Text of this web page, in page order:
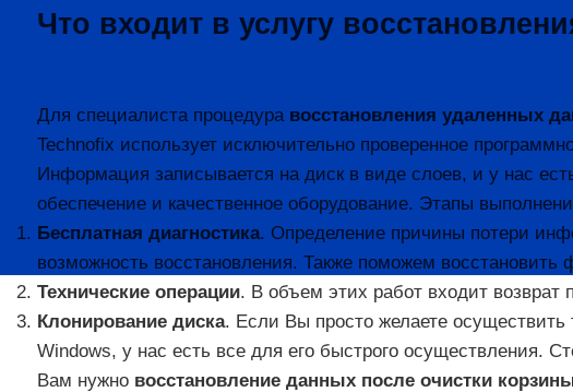
Что входит в услугу
Для специалиста процедура восстановления удаленных
Technofix использует исключительно проверенное
Информация записывается на диск в виде слоев, и у нас
обеспечение и качественное оборудование. Этапы
Бесплатная диагностика. Определение причины потери
возможность восстановления. Также поможем восстановить
Технические операции. В объем этих работ входит возврат
Клонирование диска. Если Вы просто желаете осуществить
Windows, у нас есть все для его быстрого
Вам нужно восстановление данных после очистки